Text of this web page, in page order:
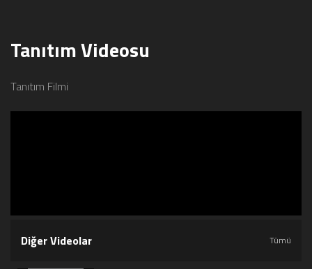
Tanıtım Videosu
Tanıtım Filmi
Diğer Videolar Tümü